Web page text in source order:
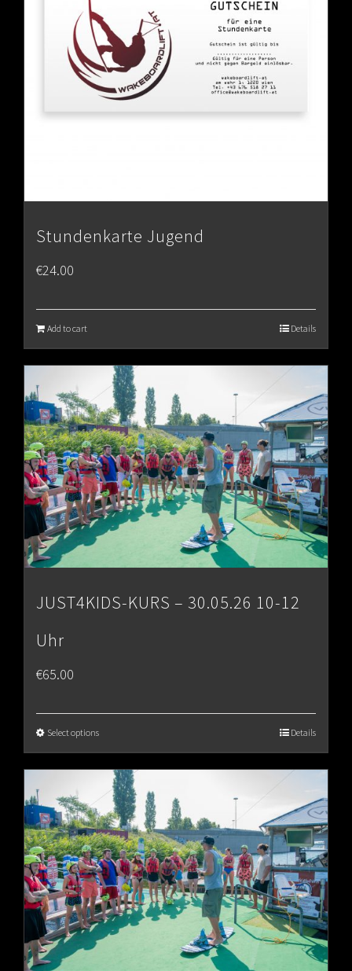
Stundenkarte Jugend
€24.00
Add to cart Details
JUST4KIDS-KURS – 30.05.26 10-12
Uhr
€65.00
Select options Details